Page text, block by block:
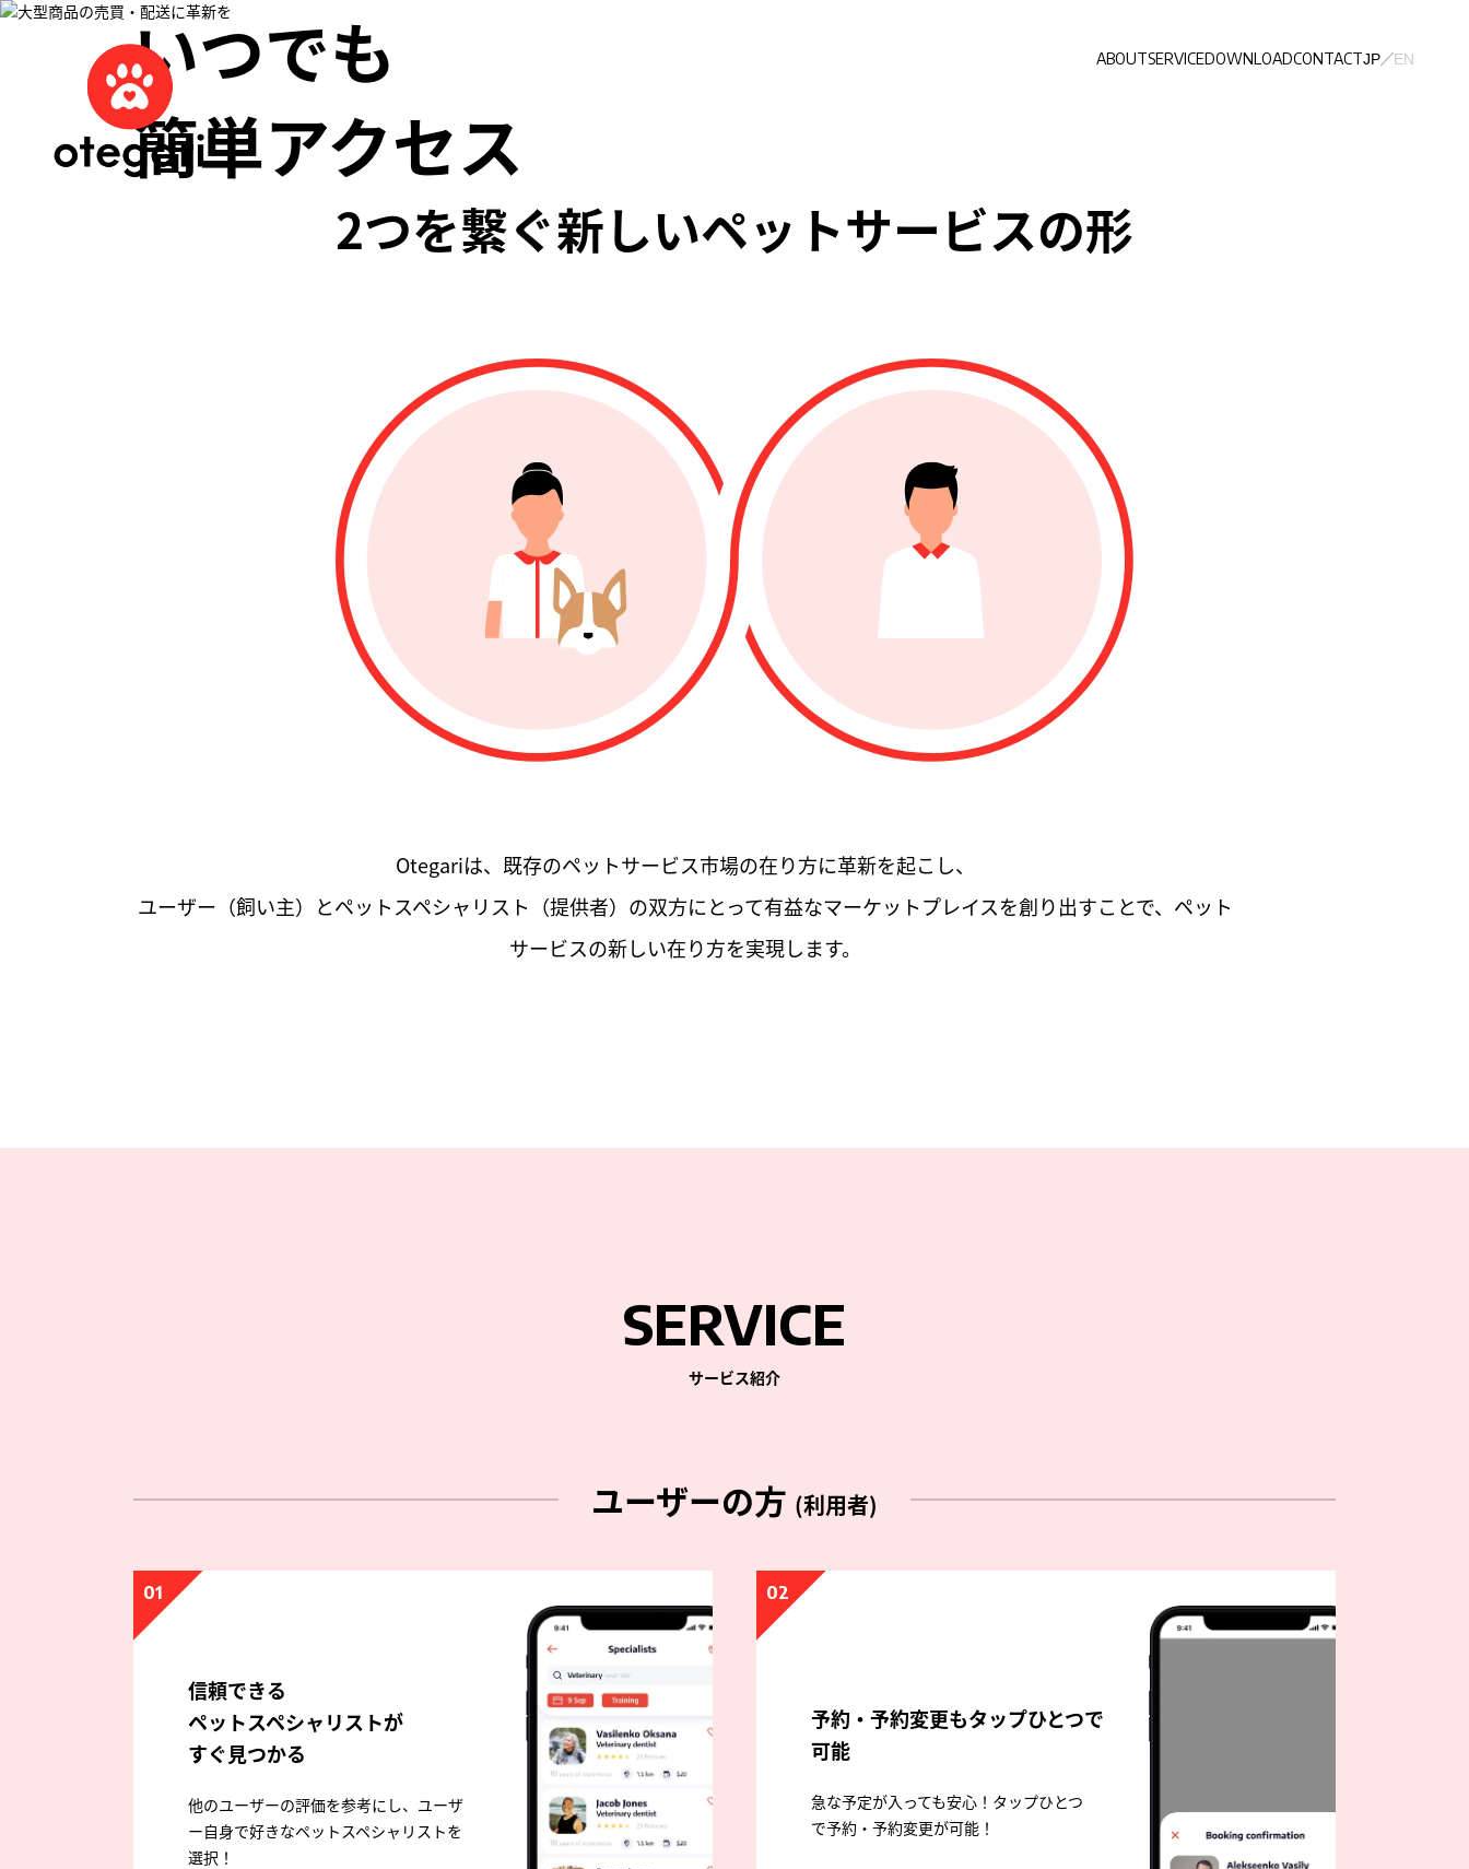
ABOUTSERVICEDOWNLOADCONTACTJP EN
いつでも
簡単アクセス
2つを繋ぐ新しいペットサービスの形
Otegariは、既存のペットサービス市場の在り方に革新を起こし、
ユーザー（飼い主）とペットスペシャリスト（提供者）の双方にとって有益なマーケットプレイスを創り出すことで、ペット
サービスの新しい在り方を実現します。
SERVICE
サービス紹介
ユーザーの方 (利用者)
01
信頼できる
ペットスペシャリストが
すぐ見つかる
他のユーザーの評価を参考にし、ユーザ
ー自身で好きなペットスペシャリストを
選択！
02
予約・予約変更もタップひとつで
可能
急な予定が入っても安心！タップひとつ
で予約・予約変更が可能！